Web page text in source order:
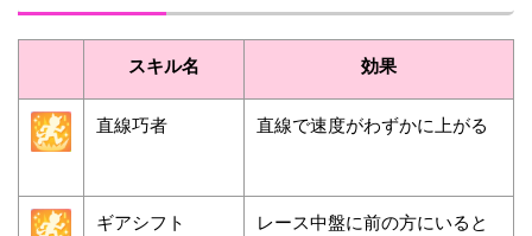
スキル名 効果
直線巧者 直線で速度がわずかに上がる
ギアシフト
レース中盤に前の方にいると